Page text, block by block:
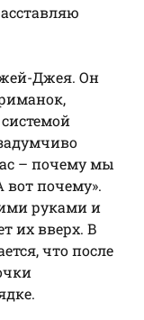
Джея. Он
– почему мы
вот почему».
руками и
их вверх. В
что после